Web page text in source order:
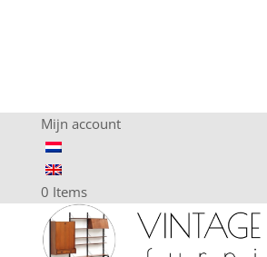
Mijn account
0 Items